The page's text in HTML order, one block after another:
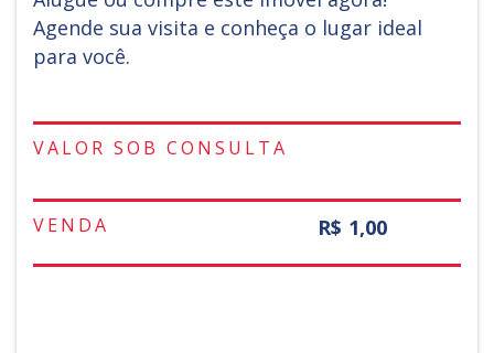
Agende sua visita e conheça o lugar ideal
para você.
VALOR SOB CONSULTA
VENDA R$ 1,00